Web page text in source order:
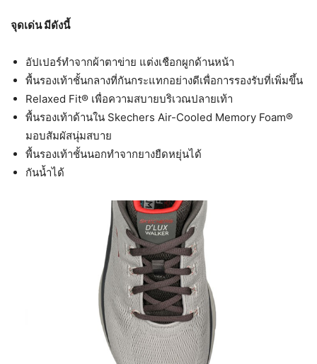
จุดเด่น มีดังนี้
อัปเปอร์ทำจากผ้าตาข่าย แต่งเชือกผูกด้านหน้า
พื้นรองเท้าชั้นกลางที่กันกระแทกอย่างดีเพื่อการรองรับที่เพิ่มขึ้น
Relaxed Fit® เพื่อความสบายบริเวณปลายเท้า
พื้นรองเท้าด้านใน Skechers Air-Cooled Memory Foam®
มอบสัมผัสนุ่มสบาย
พื้นรองเท้าชั้นนอกทำจากยางยืดหยุ่นได้
กันน้ำได้